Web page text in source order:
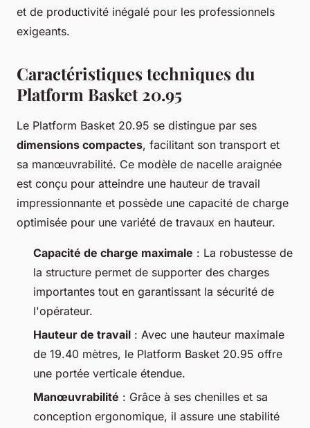
et de productivité inégalé pour les professionnels
exigeants.
Caractéristiques techniques du
Platform Basket 20.95
Le Platform Basket 20.95 se distingue par ses
dimensions compactes, facilitant son transport et
sa manœuvrabilité. Ce modèle de nacelle araignée
est conçu pour atteindre une hauteur de travail
impressionnante et possède une capacité de charge
optimisée pour une variété de travaux en hauteur.
Capacité de charge maximale : La robustesse de
la structure permet de supporter des charges
importantes tout en garantissant la sécurité de
l'opérateur.
Hauteur de travail : Avec une hauteur maximale
de 19.40 mètres, le Platform Basket 20.95 offre
une portée verticale étendue.
Manœuvrabilité : Grâce à ses chenilles et sa
conception ergonomique, il assure une stabilité